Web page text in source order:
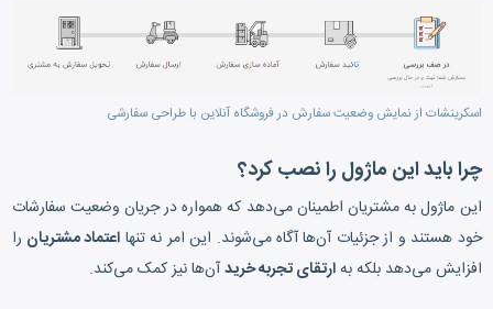
اسکرینشات از نمایش وضعیت سفارش در فروشگاه آنلاین با طراحی سفارشی
چرا باید این ماژول را نصب کرد؟
این ماژول به مشتریان اطمینان می‌دهد که همواره در جریان وضعیت سفارشات
خود هستند و از جزئیات آن‌ها آگاه می‌شوند. این امر نه تنها اعتماد مشتریان را
افزایش می‌دهد بلکه بهارتقای تجربه خریدآن‌ها نیز کمک می‌کند.